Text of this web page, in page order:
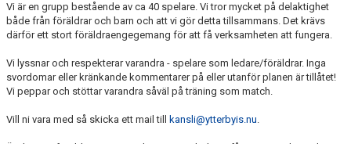
Vi är en grupp bestående av ca 40 spelare. Vi tror mycket på delaktighet
både från föräldrar och barn och att vi gör detta tillsammans. Det krävs
därför ett stort föräldraengegemang för att få verksamheten att fungera.
Vi lyssnar och respekterar varandra - spelare som ledare/föräldrar. Inga
svordomar eller kränkande kommentarer på eller utanför planen är tillåtet!
Vi peppar och stöttar varandra såväl på träning som match.
Vill ni vara med så skicka ett mail till kansli@ytterbyis.nu.